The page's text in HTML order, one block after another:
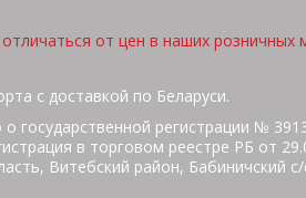
от цен в наших розничных
с доставкой по Беларуси.
государственной регистрации №
в торговом реестре РБ от
Витебский район, Бабиничский